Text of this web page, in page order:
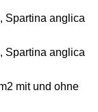
Spartina anglica
Spartina anglica
mit und ohne